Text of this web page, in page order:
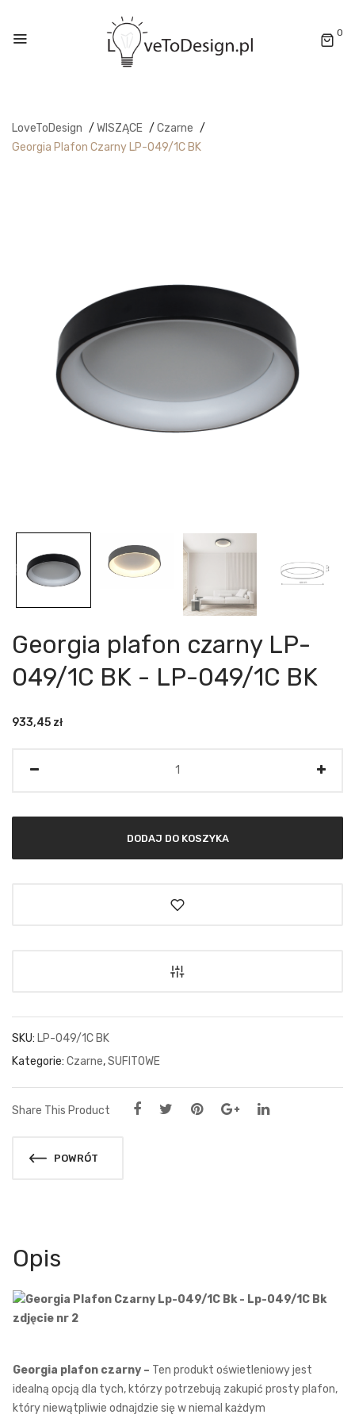
0
LoveToDesign / WISZĄCE / Czarne /
Georgia Plafon Czarny LP-049/1C BK
Georgia plafon czarny LP-
049/1C BK - LP-049/1C BK
933,45 zł
DODAJ DO KOSZYKA
SKU: LP-049/1C BK
Kategorie: Czarne,SUFITOWE
Share This Product
POWRÓT
Opis
Georgia plafon czarny – Ten produkt oświetleniowy jest
idealną opcją dla tych, którzy potrzebują zakupić prosty plafon,
który niewątpliwie odnajdzie się w niemal każdym